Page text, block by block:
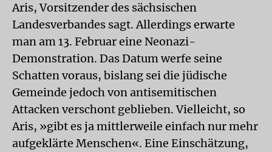
Aris, Vorsitzender des sächsischen
Landesverbandes sagt. Allerdings erwarte
man am 13. Februar eine Neonazi-
Demonstration. Das Datum werfe seine
Schatten voraus, bislang sei die jüdische
Gemeinde jedoch von antisemitischen
Attacken verschont geblieben. Vielleicht, so
Aris, »gibt es ja mittlerweile einfach nur mehr
aufgeklärte Menschen«. Eine Einschätzung,